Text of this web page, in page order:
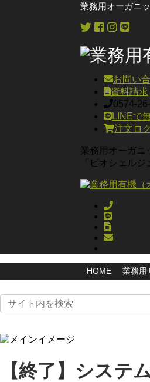
業務用オーガニ
お問い
資料請求
0574-
LINEで
注文ロ
業務用オーガニ
「ビオシェルジ
HOME 業務用
【終了】システ